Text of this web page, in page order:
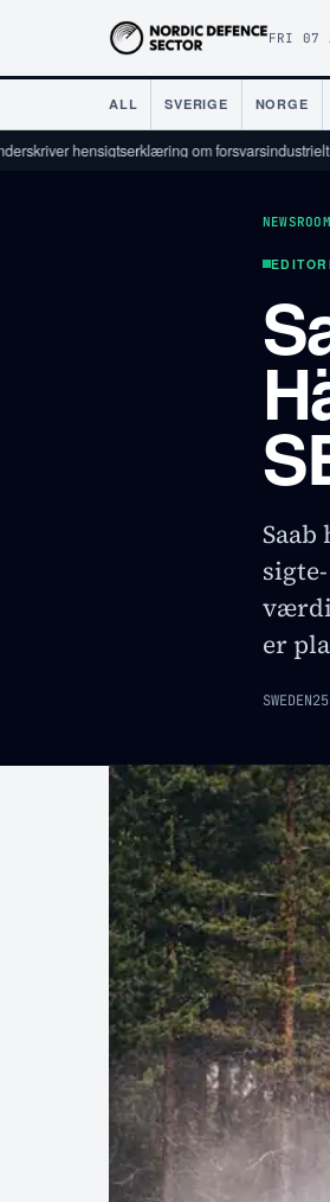
FRI 07
ALL SVERIGE NORGE
hensigtserklæring om forsvarsindustrielt
NEWSROOM
værdi
er
SWEDEN